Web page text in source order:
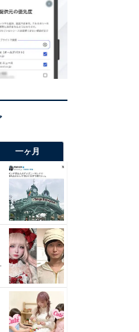
一ヶ月